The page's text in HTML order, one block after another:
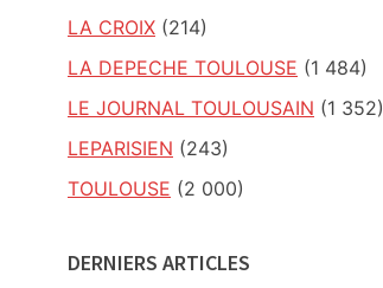
LA CROIX (214)
LA DEPECHE TOULOUSE (1 484)
LE JOURNAL TOULOUSAIN (1 352)
LEPARISIEN (243)
TOULOUSE (2 000)
DERNIERS ARTICLES